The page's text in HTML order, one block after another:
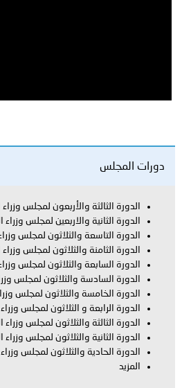
والأربعون لمجلس وزراء الداخلية
والاربعين لمجلس وزراء الداخلية العرب بتونس
والثلاثون لمجلس وزراء الداخلية العرب بتونس
والثلاثون لمجلس وزراء الداخلية العرب بتونس
والثلاثون لمجلس وزراء الداخلية العرب بتونس
والثلاثون لمجلس وزراء الداخلية العرب بتونس
والثلاثون لمجلس وزراء الداخلية العرب بالجزائر
و الثلاثون لمجلس وزراء الداخلية العرب بتونس
والثلاثون لمجلس وزراء الداخلية العرب بتونس
والثلاثون لمجلس وزراء الداخلية العرب بالجزائر
والثلاثون لمجلس وزراء الداخلية العرب بالمغرب